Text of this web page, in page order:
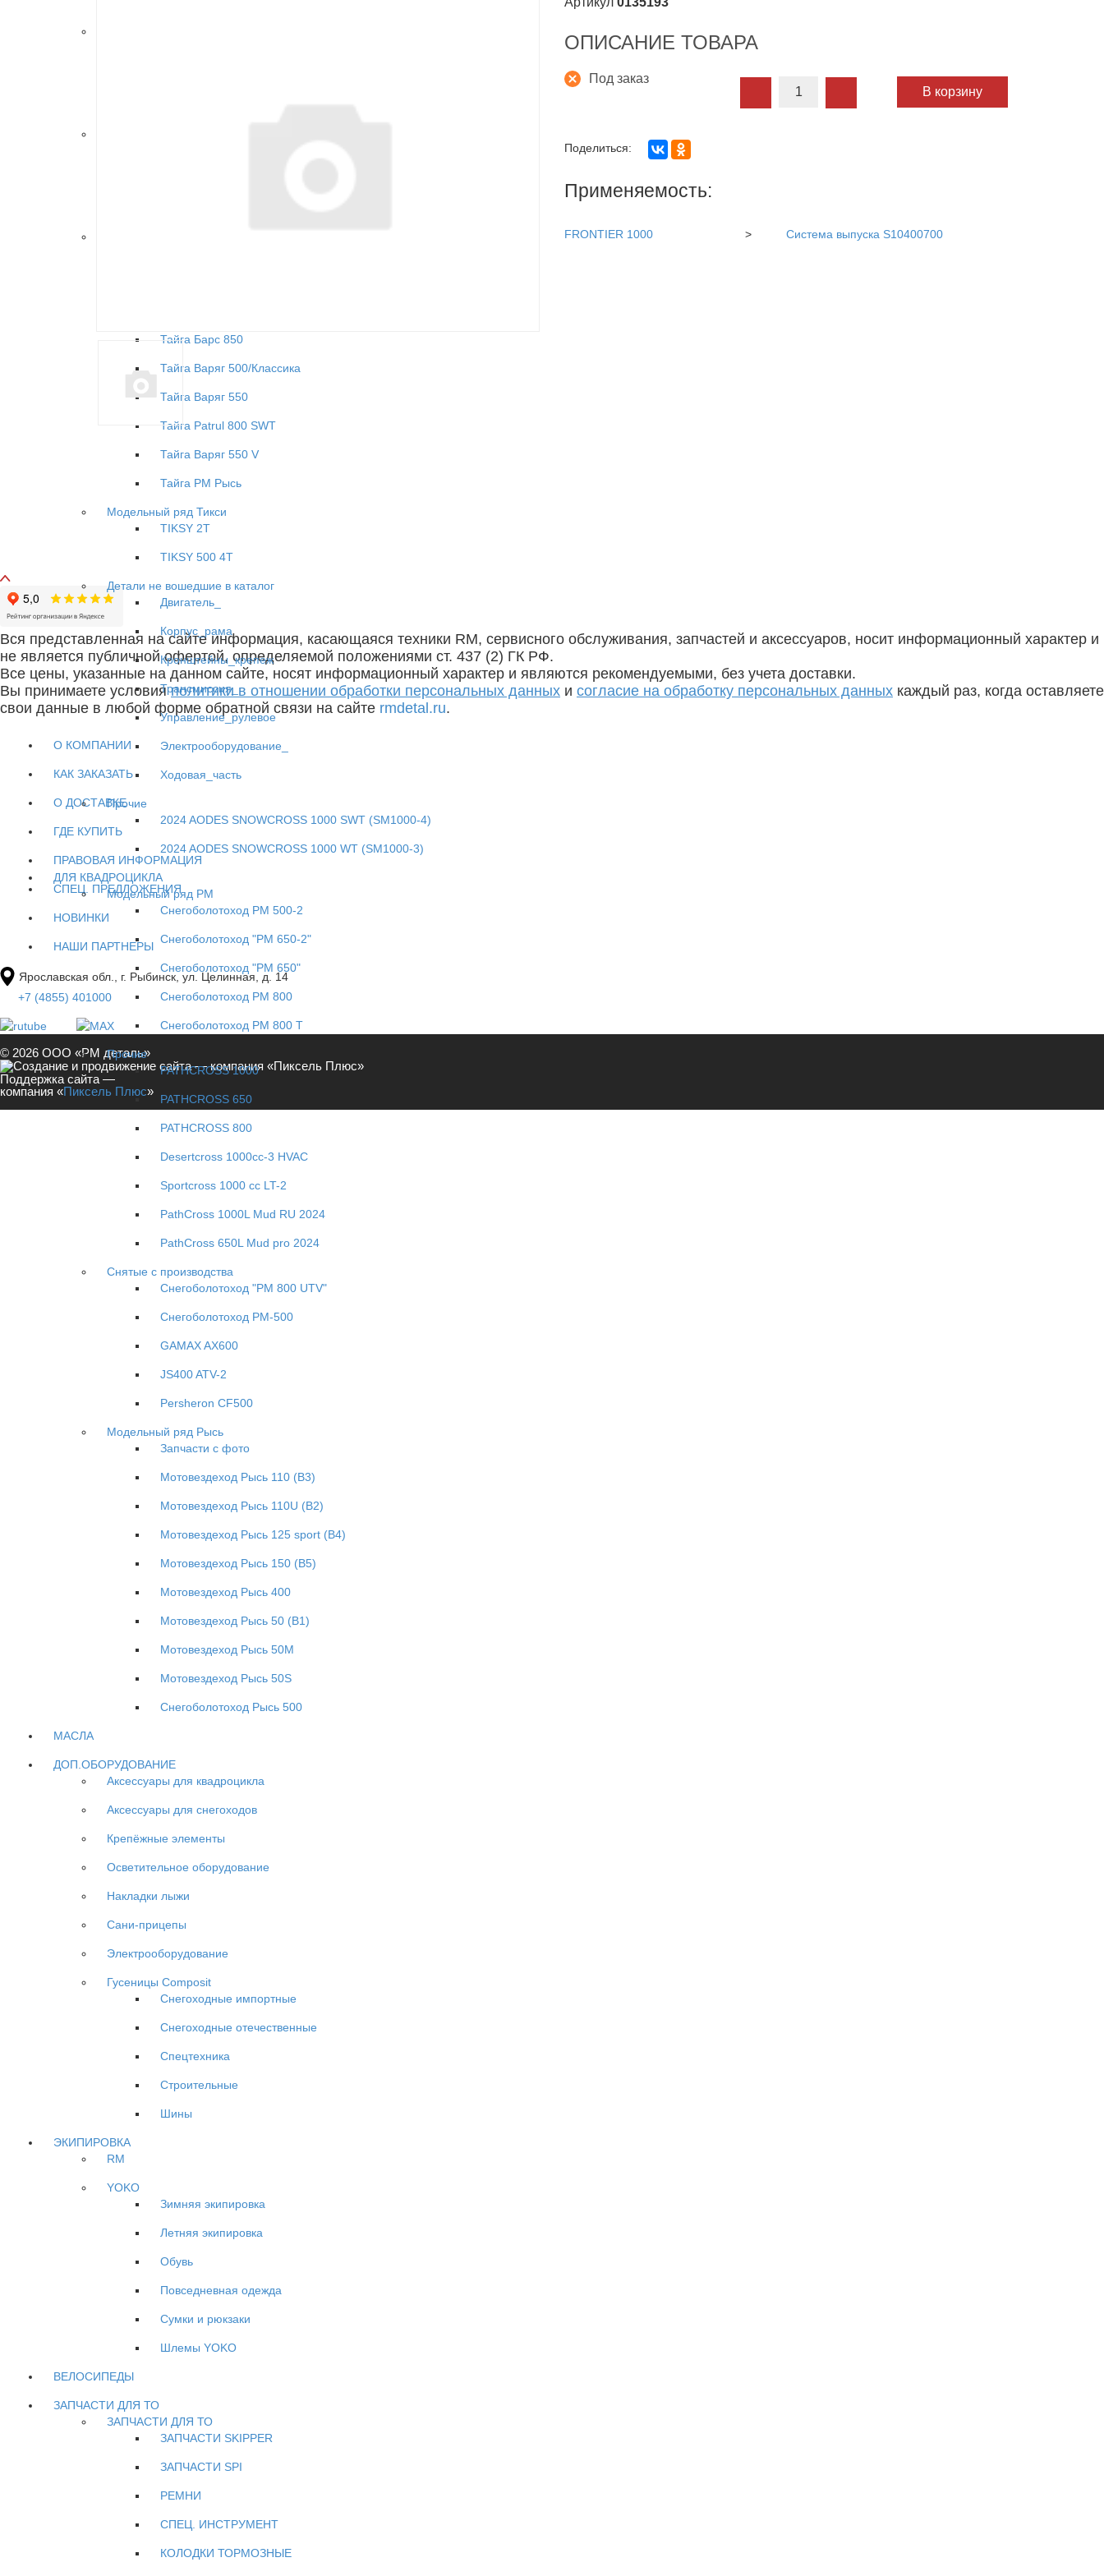
Тайга Барс 850
Тайга Варяг 500/Классика
Тайга Варяг 550
Тайга Patrul 800 SWT
Тайга Варяг 550 V
Тайга РМ Рысь
Модельный ряд Тикси
TIKSY 2T
TIKSY 500 4T
Детали не вошедшие в каталог
Двигатель_
Корпус_рама
Кронштейны_крепеж
Трансмиссия_
Управление_рулевое
Электрооборудование_
Ходовая_часть
Прочие
2024 AODES SNOWCROSS 1000 SWT (SM1000-4)
2024 AODES SNOWCROSS 1000 WT (SM1000-3)
ДЛЯ КВАДРОЦИКЛА
Модельный ряд РМ
Снегоболотоход РМ 500-2
Снегоболотоход "РМ 650-2"
Снегоболотоход "РМ 650"
Снегоболотоход РМ 800
Снегоболотоход РМ 800 Т
Прочие
PATHCROSS 1000
PATHCROSS 650
PATHCROSS 800
Desertcross 1000cc-3 HVAC
Sportcross 1000 cc LT-2
PathCross 1000L Mud RU 2024
PathCross 650L Mud pro 2024
Снятые с производства
Снегоболотоход "РМ 800 UTV"
Снегоболотоход РМ-500
GAMAX AX600
JS400 ATV-2
Persheron CF500
Модельный ряд Рысь
Запчасти с фото
Мотовездеход Рысь 110 (B3)
Мотовездеход Рысь 110U (B2)
Мотовездеход Рысь 125 sport (B4)
Мотовездеход Рысь 150 (B5)
Мотовездеход Рысь 400
Мотовездеход Рысь 50 (B1)
Мотовездеход Рысь 50M
Мотовездеход Рысь 50S
Снегоболотоход Рысь 500
МАСЛА
ДОП.ОБОРУДОВАНИЕ
Аксессуары для квадроцикла
Аксессуары для снегоходов
Крепёжные элементы
Осветительное оборудование
Накладки лыжи
Сани-прицепы
Электрооборудование
Гусеницы Composit
Снегоходные импортные
Снегоходные отечественные
Спецтехника
Строительные
Шины
ЭКИПИРОВКА
RM
YOKO
Зимняя экипировка
Летняя экипировка
Обувь
Повседневная одежда
Сумки и рюкзаки
Шлемы YOKO
ВЕЛОСИПЕДЫ
ЗАПЧАСТИ ДЛЯ ТО
ЗАПЧАСТИ ДЛЯ ТО
ЗАПЧАСТИ SKIPPER
ЗАПЧАСТИ SPI
РЕМНИ
СПЕЦ. ИНСТРУМЕНТ
КОЛОДКИ ТОРМОЗНЫЕ
ОПИСАНИЕ ТОВАРА
Под заказ
В корзину
Поделиться:
Применяемость:
FRONTIER 1000 > Система выпуска S10400700
Вся представленная на сайте информация, касающаяся техники RM, сервисного обслуживания, запчастей и аксессуаров, носит информационный характер и
не является публичной офертой, определяемой положениями ст. 437 (2) ГК РФ.
Все цены, указанные на данном сайте, носят информационный характер и являются рекомендуемыми, без учета доставки.
Вы принимаете условияполитики в отношении обработки персональных данных и согласие на обработку персональных данных каждый раз, когда оставляете
свои данные в любой форме обратной связи на сайте rmdetal.ru.
О КОМПАНИИ
КАК ЗАКАЗАТЬ
О ДОСТАВКЕ
ГДЕ КУПИТЬ
ПРАВОВАЯ ИНФОРМАЦИЯ
СПЕЦ. ПРЕДЛОЖЕНИЯ
НОВИНКИ
НАШИ ПАРТНЕРЫ
Ярославская обл., г. Рыбинск, ул. Целинная, д. 14
+7 (4855) 401000
© 2026 ООО «РМ деталь»
Поддержка сайта —
компания «Пиксель Плюс»